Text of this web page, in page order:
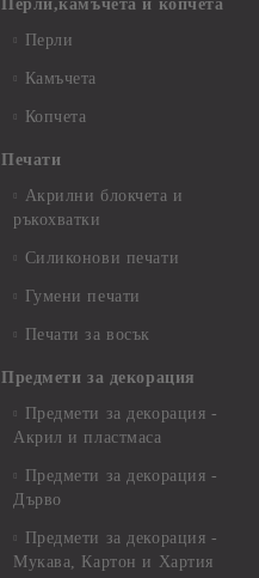
Перли,камъчета и копчета
Перли
Камъчета
Копчета
Печати
Акрилни блокчета и
ръкохватки
Силиконови печати
Гумени печати
Печати за восък
Предмети за декорация
Предмети за декорация -
Акрил и пластмаса
Предмети за декорация -
Дърво
Предмети за декорация -
Мукава, Картон и Хартия